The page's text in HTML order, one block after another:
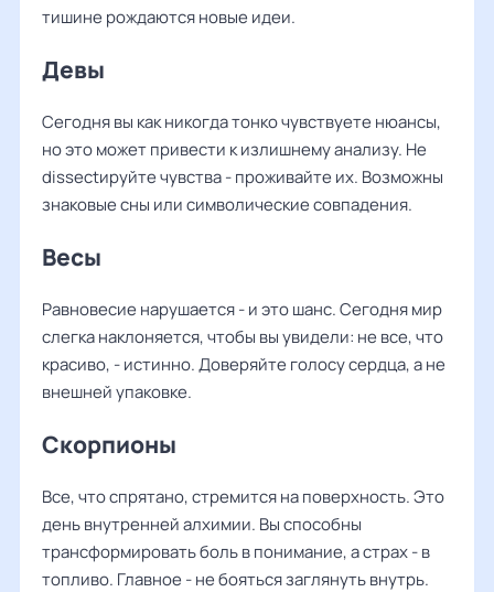
тишине рождаются новые идеи.
Девы
Сегодня вы как никогда тонко чувствуете нюансы,
но это может привести к излишнему анализу. Не
dissectируйте чувства - проживайте их. Возможны
знаковые сны или символические совпадения.
Весы
Равновесие нарушается - и это шанс. Сегодня мир
слегка наклоняется, чтобы вы увидели: не все, что
красиво, - истинно. Доверяйте голосу сердца, а не
внешней упаковке.
Скорпионы
Все, что спрятано, стремится на поверхность. Это
день внутренней алхимии. Вы способны
трансформировать боль в понимание, а страх - в
топливо. Главное - не бояться заглянуть внутрь.